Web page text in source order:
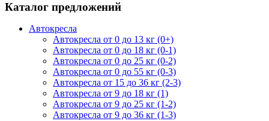
Каталог предложений
Автокресла
Автокресла от 0 до 13 кг (0+)
Автокресла от 0 до 18 кг (0-1)
Автокресла от 0 до 25 кг (0-2)
Автокресла от 0 до 55 кг (0-3)
Автокресла от 15 до 36 кг (2-3)
Автокресла от 9 до 18 кг (1)
Автокресла от 9 до 25 кг (1-2)
Автокресла от 9 до 36 кг (1-3)